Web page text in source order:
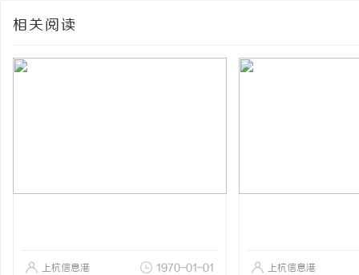
相关阅读
上杭信息港 1970-01-01 上杭信息港